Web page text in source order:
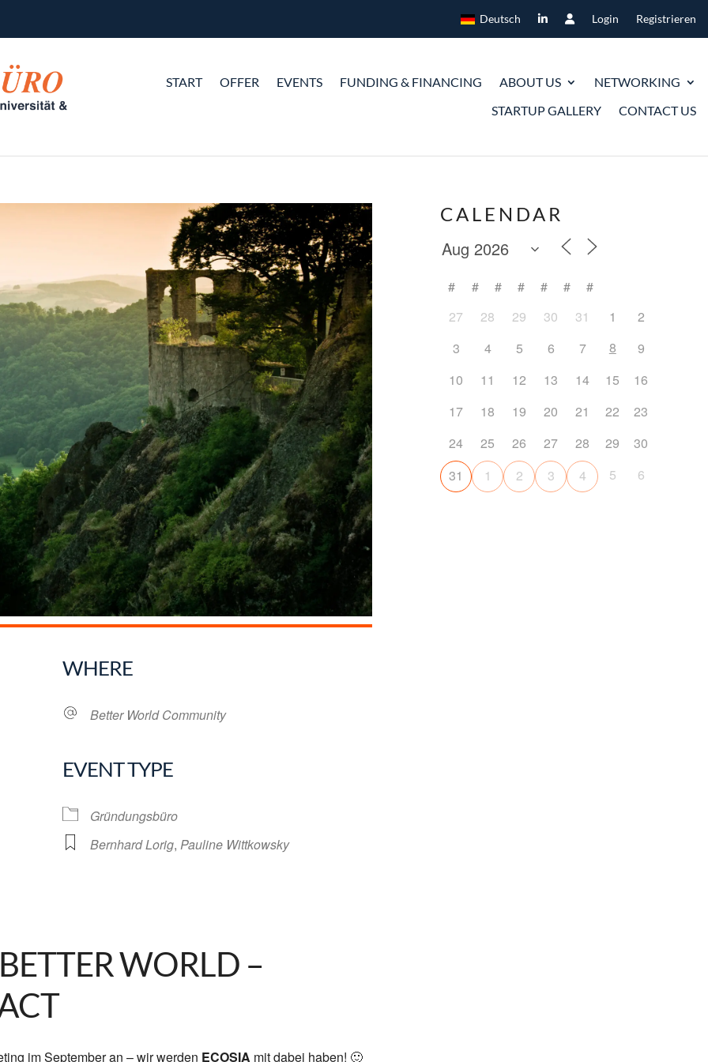
Deutsch Login Registrieren
START OFFER EVENTS FUNDING & FINANCING ABOUT US
NETWORKING
STARTUP GALLERY
CONTACT US
iCalendar
WHERE
Better World Community
EVENT TYPE
Gründungsbüro
Bernhard Lorig, Pauline Wittkowsky
WORLD –
im September an – wir werden ECOSIA mit dabei haben! 🙂
CALENDAR
# # # # # #
#
27
28 29 30 31 1
2
3
4 5 6 7 8
9
10
11 12 13 14 15
16
17
18 19 20 21 22
23
24
25 26 27 28 29
30
31
1 2 3 4 5 6